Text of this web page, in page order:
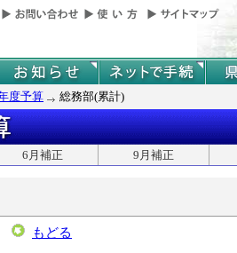
度予算 総務部(累計)
6月補正 9月補正
もどる